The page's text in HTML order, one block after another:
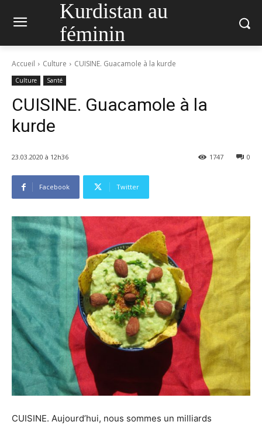
Kurdistan au
féminin
Accueil Culture CUISINE. Guacamole à la kurde
Culture Santé
CUISINE. Guacamole à la
kurde
23.03.2020 à 12h36 0
1747
Facebook Twitter
CUISINE. Aujourd’hui, nous sommes un milliards